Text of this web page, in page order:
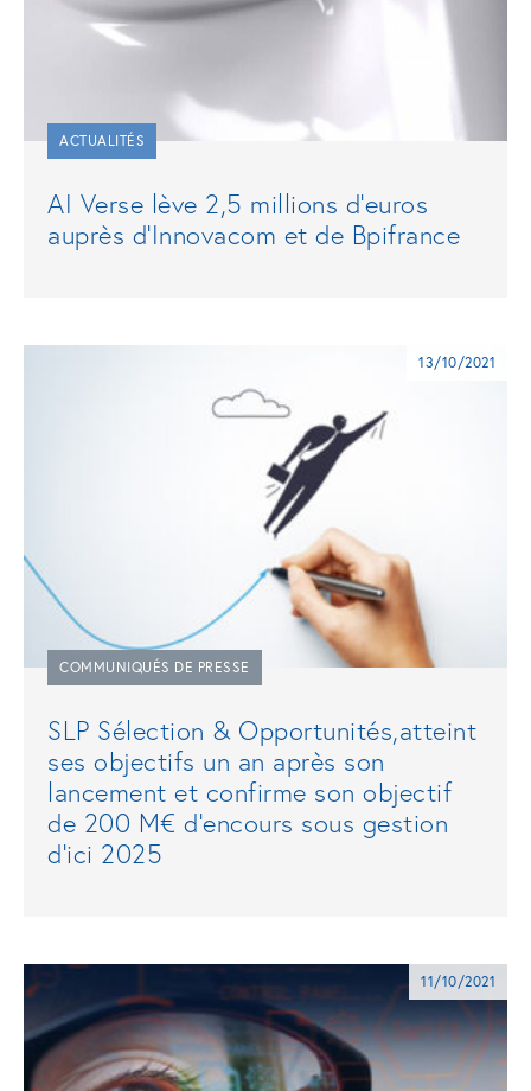
ACTUALITÉS
AI Verse lève 2,5 millions d’euros
auprès d’Innovacom et de Bpifrance
13/10/2021
COMMUNIQUÉS DE PRESSE
SLP Sélection & Opportunités,atteint
ses objectifs un an après son
lancement et confirme son objectif
de 200 M€ d’encours sous gestion
d’ici 2025
11/10/2021